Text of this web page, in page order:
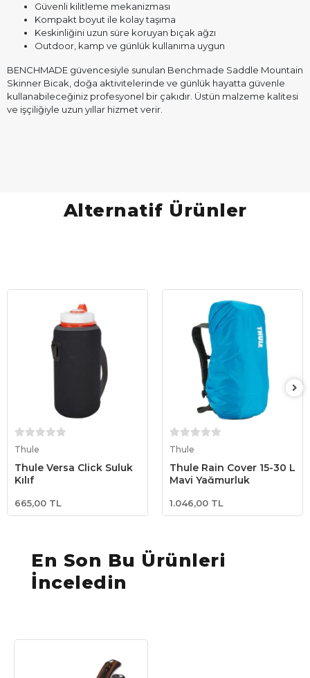
Güvenli kilitleme mekanizması
Kompakt boyut ile kolay taşıma
Keskinliğini uzun süre koruyan bıçak ağzı
Outdoor, kamp ve günlük kullanıma uygun
BENCHMADE güvencesiyle sunulan Benchmade Saddle Mountain
Skinner Bicak, doğa aktivitelerinde ve günlük hayatta güvenle
kullanabileceğiniz profesyonel bir çakıdır. Üstün malzeme kalitesi
ve işçiliğiyle uzun yıllar hizmet verir.
Alternatif Ürünler
Thule
Thule Versa Click Suluk
Kılıf
665,00 TL
Thule
Thule Rain Cover 15-30 L
Mavi Yağmurluk
1.046,00 TL
En Son Bu Ürünleri
İnceledin